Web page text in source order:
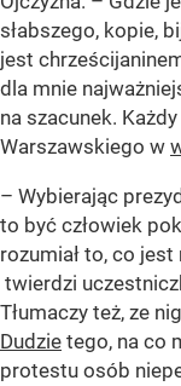
słabszego, kopie,
jest
dla mnie
na szacunek. Każdy
Warszawskiego w
– Wybierając
to być człowiek
rozumiał to, co
twierdzi
Tłumaczy też, ze
Dudzie tego, na co
protestu osób